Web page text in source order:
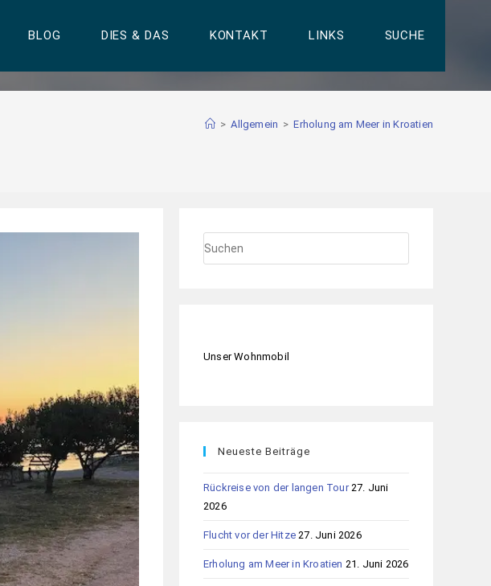
BLOG DIES & DAS KONTAKT LINKS SUCHE
> Allgemein > Erholung am Meer in Kroatien
Unser Wohnmobil
Neueste Beiträge
Rückreise von der langen Tour 27. Juni
2026
Flucht vor der Hitze 27. Juni 2026
Erholung am Meer in Kroatien 21. Juni 2026